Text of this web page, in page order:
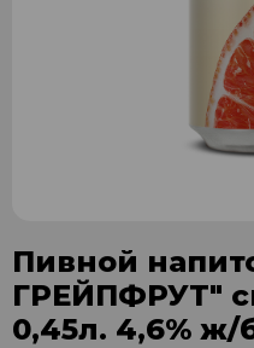
Пивной
ГРЕЙПФРУТ"
0,45л. 4,6% ж/